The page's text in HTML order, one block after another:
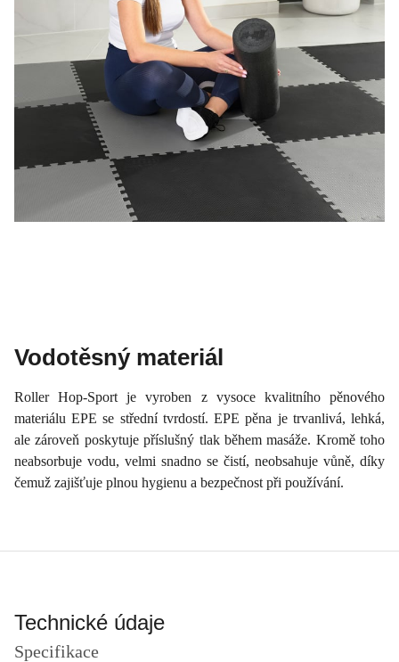
Vodotěsný materiál
Roller Hop-Sport je vyroben z vysoce kvalitního pěnového
materiálu EPE se střední tvrdostí. EPE pěna je trvanlivá, lehká,
ale zároveň poskytuje příslušný tlak během masáže. Kromě toho
neabsorbuje vodu, velmi snadno se čistí, neobsahuje vůně, díky
čemuž zajišťuje plnou hygienu a bezpečnost při používání.
Technické údaje
Specifikace